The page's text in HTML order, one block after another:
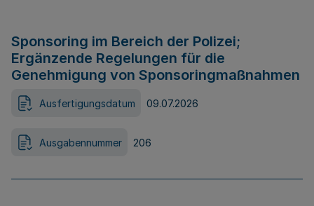
Sponsoring im Bereich der Polizei;
Ergänzende Regelungen für die
Genehmigung von Sponsoringmaßnahmen
Ausfertigungsdatum 09.07.2026
Ausgabennummer 206